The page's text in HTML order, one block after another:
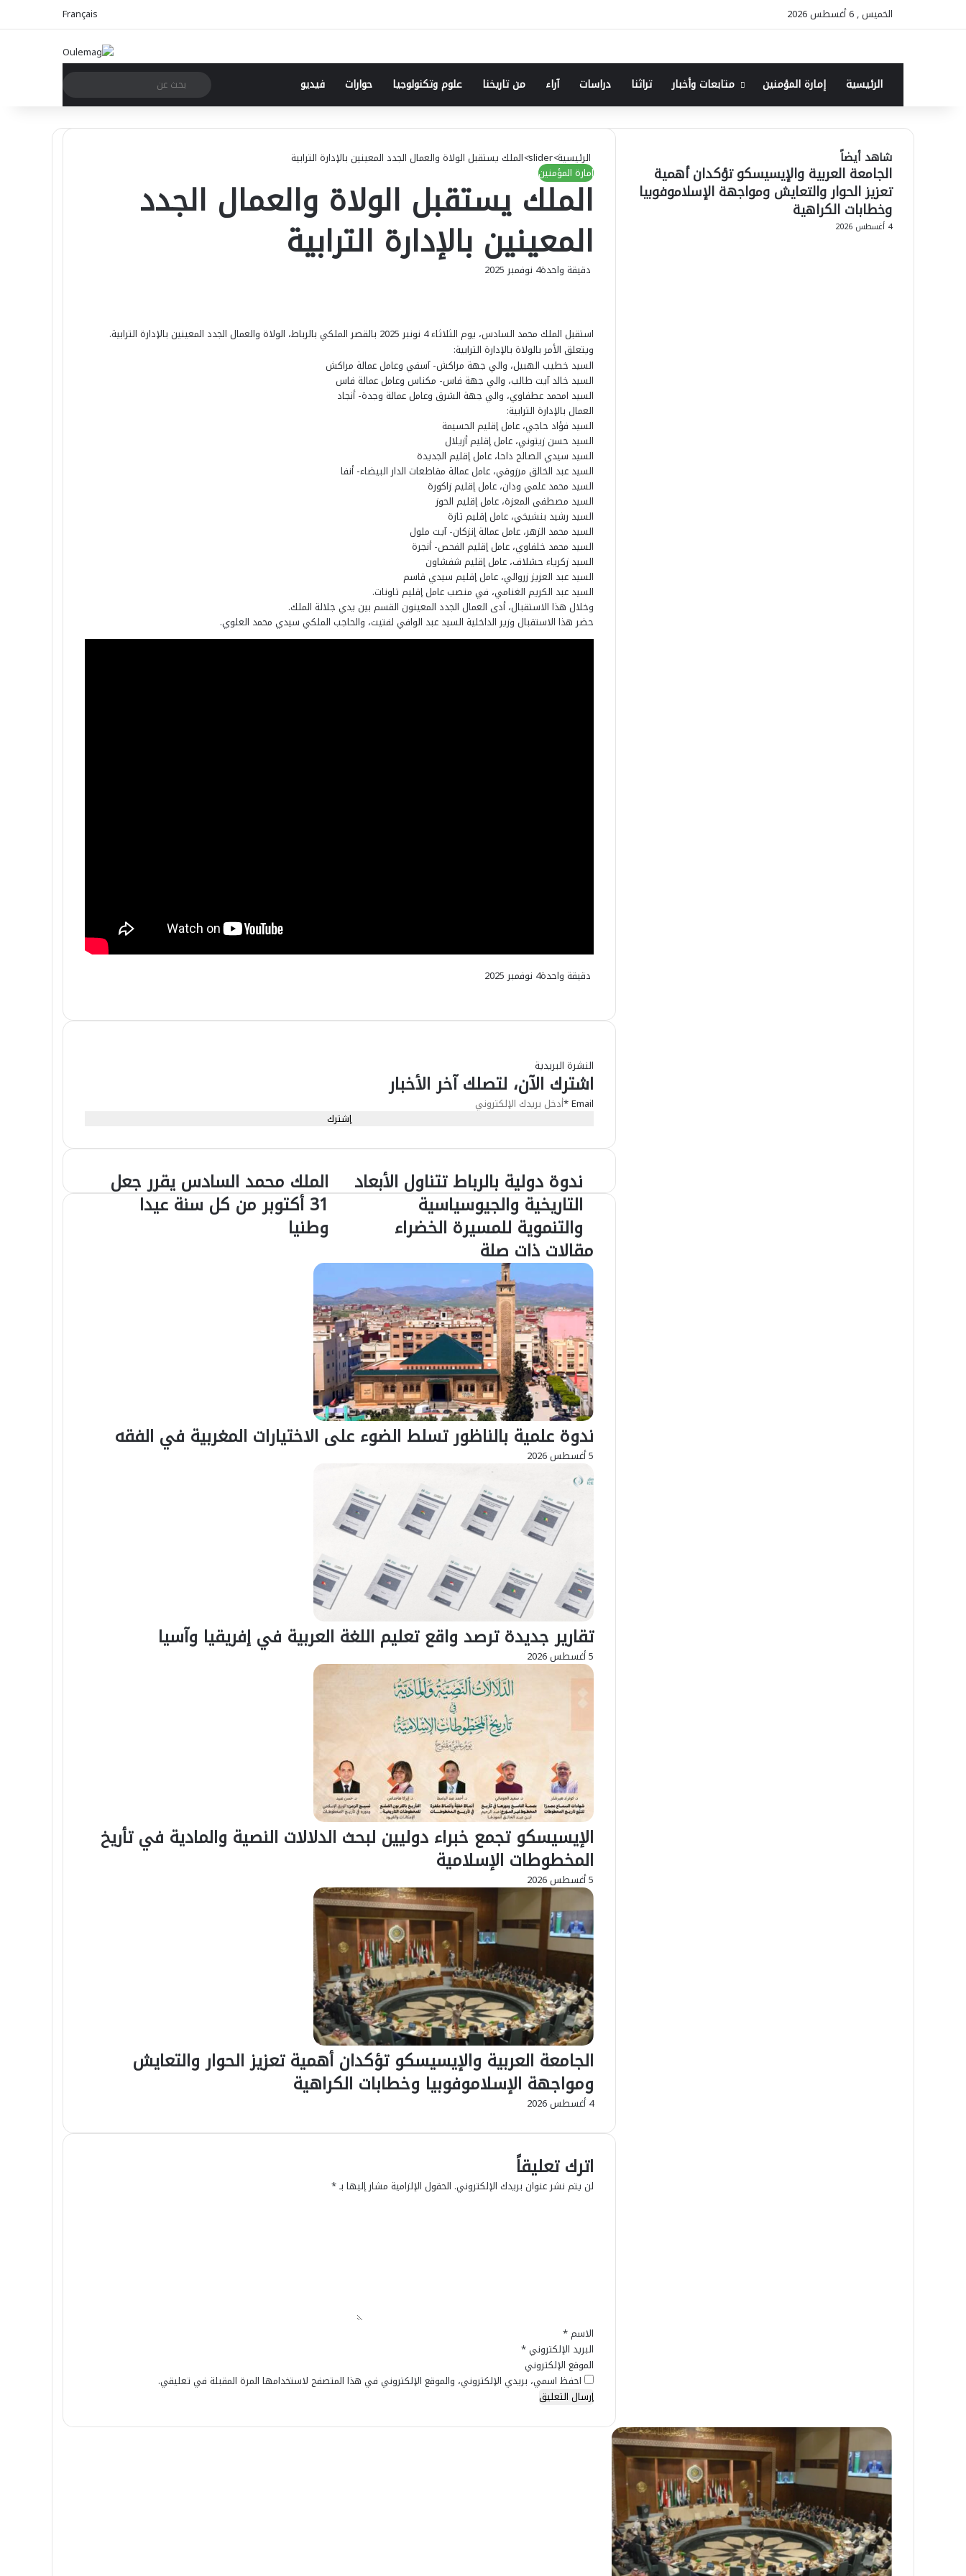
الخميس , 6 أغسطس 2026
الرئيسية إمارة المؤمنين متابعات وأخبار تراثنا دراسات آراء من تاريخنا علوم وتكنولوجيا حوارات فيديو
بحث
عن
الرئيسية>
slider
>الملك يستقبل الولاة والعمال الجدد المعينين بالإدارة الترابية
إمارة المؤمنين
الملك يستقبل الولاة والعمال الجدد
المعينين بالإدارة الترابية
4 نوفمبر 2025دقيقة واحدة
استقبل الملك محمد السادس، يوم الثلاثاء 4 نونبر 2025 بالقصر الملكي بالرباط، الولاة والعمال الجدد المعينين بالإدارة الترابية.
ويتعلق الأمر بالولاة بالإدارة الترابية:
السيد خطيب الهبيل، والي جهة مراكش- آسفي وعامل عمالة مراكش
السيد خالد آيت طالب، والي جهة فاس- مكناس وعامل عمالة فاس
السيد امحمد عطفاوي، والي جهة الشرق وعامل عمالة وجدة- أنجاد
العمال بالإدارة الترابية:
السيد فؤاد حاجي، عامل إقليم الحسيمة
السيد حسن زيتوني، عامل إقليم أزيلال
السيد سيدي الصالح داحا، عامل إقليم الجديدة
السيد عبد الخالق مرزوقي، عامل عمالة مقاطعات الدار البيضاء- أنفا
السيد محمد علمي ودان، عامل إقليم زاكورة
السيد مصطفى المعزة، عامل إقليم الحوز
السيد رشيد بنشيخي، عامل إقليم تازة
السيد محمد الزهر، عامل عمالة إنزكان- آيت ملول
السيد محمد خلفاوي، عامل إقليم الفحص- أنجرة
السيد زكرياء حشلاف، عامل إقليم شفشاون
السيد عبد العزيز زروالي، عامل إقليم سيدي قاسم
السيد عبد الكريم الغنامي، في منصب عامل إقليم تاونات.
وخلال هذا الاستقبال، أدى العمال الجدد المعينون القسم بين يدي جلالة الملك.
حضر هذا الاستقبال وزير الداخلية السيد عبد الوافي لفتيت، والحاجب الملكي سيدي محمد العلوي.
4 نوفمبر 2025دقيقة واحدة
البريد
النشرة البريدية
اشترك الآن، لتصلك آخر الأخبار
Email
*
إشترك
الملك
محمد
السادس
يقرر
جعل
أكتوبر
كل
سنة
عيدا
وطنيا
الملك محمد السادس يقرر جعل
31 أكتوبر من كل سنة عيدا
وطنيا
ندوة
دولية
بالرباط
تتناول
الأبعاد
التاريخية
والجيوسياسية
والتنموية
للمسيرة
الخضراء
ندوة دولية بالرباط تتناول الأبعاد
التاريخية والجيوسياسية
والتنموية للمسيرة الخضراء
مقالات ذات صلة
ندوة علمية بالناظور تسلط الضوء على الاختيارات المغربية في الفقه
5 أغسطس 2026
تقارير جديدة ترصد واقع تعليم اللغة العربية في إفريقيا وآسيا
5 أغسطس 2026
الإيسيسكو تجمع خبراء دوليين لبحث الدلالات النصية والمادية في تأريخ
المخطوطات الإسلامية
5 أغسطس 2026
الجامعة العربية والإيسيسكو تؤكدان أهمية تعزيز الحوار والتعايش
ومواجهة الإسلاموفوبيا وخطابات الكراهية
4 أغسطس 2026
اترك تعليقاً
لن يتم نشر عنوان بريدك الإلكتروني. الحقول الإلزامية مشار إليها بـ*
الاسم*
البريد الإلكتروني*
الموقع الإلكتروني
احفظ اسمي، بريدي الإلكتروني، والموقع الإلكتروني في هذا المتصفح لاستخدامها المرة المقبلة في تعليقي.
شاهد أيضاً
إغلاق
الجامعة العربية والإيسيسكو تؤكدان أهمية
تعزيز الحوار والتعايش ومواجهة الإسلاموفوبيا
وخطابات الكراهية
4 أغسطس 2026